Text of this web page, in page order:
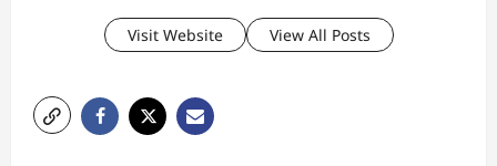
Visit Website View All Posts